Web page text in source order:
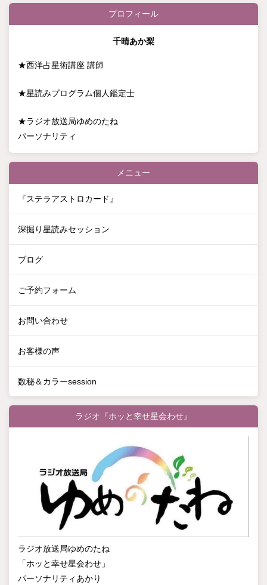
プロフィール
千晴あか梨
★西洋占星術講座 講師
★星読みプログラム個人鑑定士
★ラジオ放送局ゆめのたね
パーソナリティ
メニュー
『ステラアストロカード』
深掘り星読みセッション
ブログ
ご予約フォーム
お問い合わせ
お客様の声
数秘＆カラーsession
ラジオ『ホッと幸せ星会わせ』
ラジオ放送局ゆめのたね
「ホッと幸せ星会わせ」
パーソナリティあかり